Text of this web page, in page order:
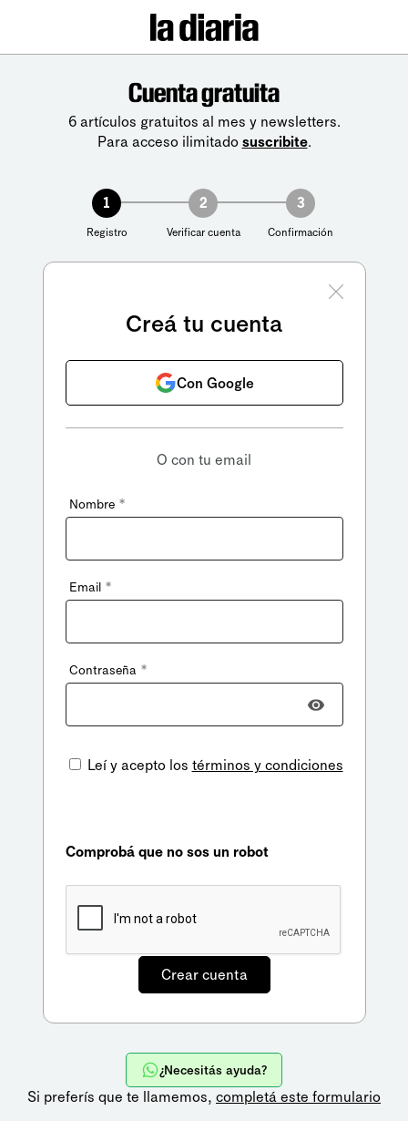
Cuenta gratuita
6 artículos gratuitos al mes y newsletters.
Para acceso ilimitado suscribite.
1
Registro
2
Verificar cuenta
3
Confirmación
Creá tu cuenta
Con Google
O con tu email
Nombre *
Email *
Contraseña *
Leí y acepto los términos y condiciones
Comprobá que no sos un robot
¿Necesitás ayuda?
Si preferís que te llamemos, completá este formulario